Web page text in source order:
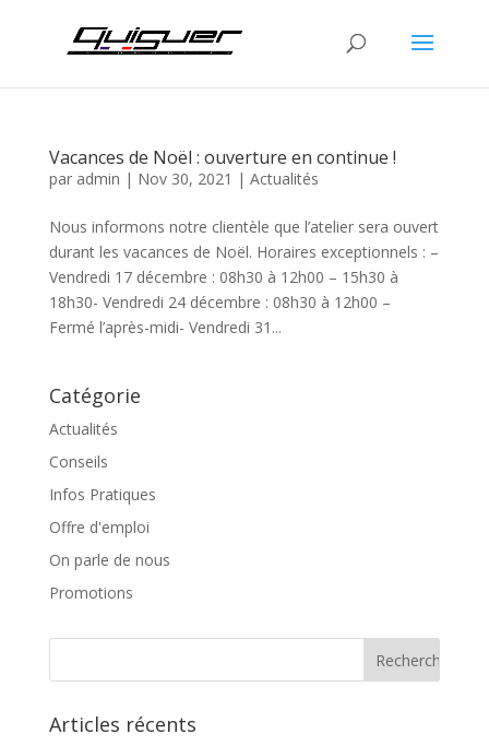
Vacances de Noël : ouverture en continue !
par admin | Nov 30, 2021 | Actualités
Nous informons notre clientèle que l’atelier sera ouvert
durant les vacances de Noël. Horaires exceptionnels : –
Vendredi 17 décembre : 08h30 à 12h00 – 15h30 à
18h30- Vendredi 24 décembre : 08h30 à 12h00 –
Fermé l’après-midi- Vendredi 31...
Catégorie
Actualités
Conseils
Infos Pratiques
Offre d'emploi
On parle de nous
Promotions
Articles récents